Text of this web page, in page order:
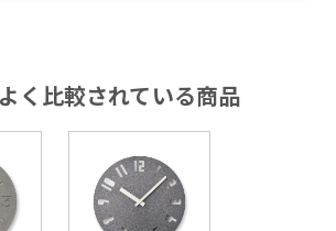
く比較されている商品